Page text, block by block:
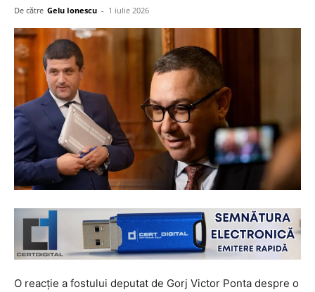
De către Gelu Ionescu - 1 iulie 2026
O reacție a fostului deputat de Gorj Victor Ponta despre o